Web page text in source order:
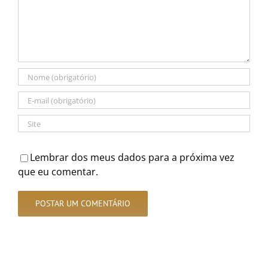
Lembrar dos meus dados para a próxima vez
que eu comentar.